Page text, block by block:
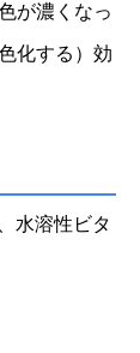
が濃くなっ
化する）効
水溶性ビタ